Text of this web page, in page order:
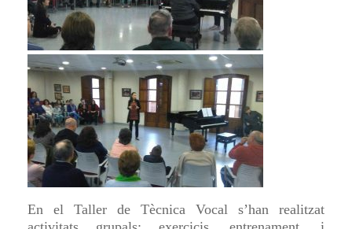
En el Taller de Tècnica Vocal s’han realitzat